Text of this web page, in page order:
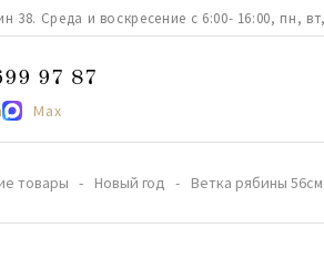
38. Среда и воскресение с 6:00- 16:00, пн,
97 87
Max
товары Новый год Ветка рябины 56см